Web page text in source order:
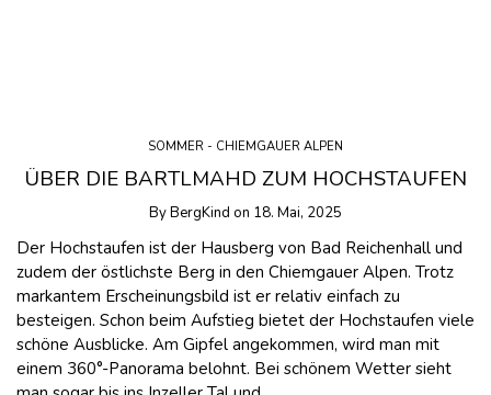
SOMMER - CHIEMGAUER ALPEN
ÜBER DIE BARTLMAHD ZUM HOCHSTAUFEN
ByBergKind on 18. Mai, 2025
Der Hochstaufen ist der Hausberg von Bad Reichenhall und
zudem der östlichste Berg in den Chiemgauer Alpen. Trotz
markantem Erscheinungsbild ist er relativ einfach zu
besteigen. Schon beim Aufstieg bietet der Hochstaufen viele
schöne Ausblicke. Am Gipfel angekommen, wird man mit
einem 360°-Panorama belohnt. Bei schönem Wetter sieht